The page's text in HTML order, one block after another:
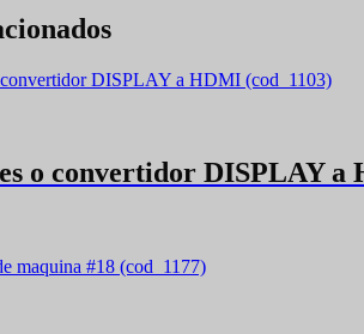
o convertidor DISPLAY a